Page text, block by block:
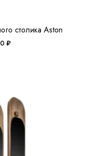
столика Aston
₽